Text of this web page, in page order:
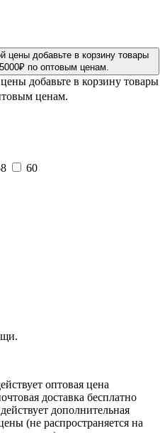
добавьте в корзину товары
ценам.
60
оптовая цена
доставка бесплатно
дополнительная
(не распространяется на